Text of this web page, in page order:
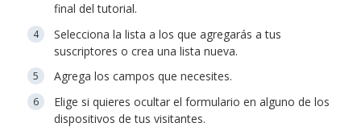
final del tutorial.
Selecciona la lista a los que agregarás a tus
suscriptores o crea una lista nueva.
Agrega los campos que necesites.
Elige si quieres ocultar el formulario en alguno de los
dispositivos de tus visitantes.